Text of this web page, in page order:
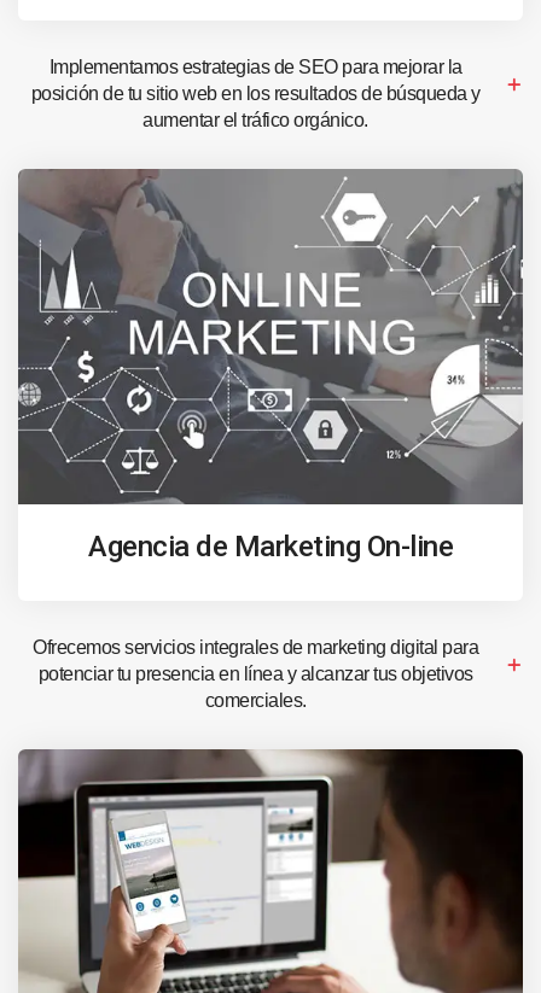
Implementamos estrategias de SEO para mejorar la
posición de tu sitio web en los resultados de búsqueda y
aumentar el tráfico orgánico.
Agencia de Marketing On-line
Ofrecemos servicios integrales de marketing digital para
potenciar tu presencia en línea y alcanzar tus objetivos
comerciales.